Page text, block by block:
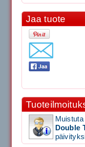
Signum S-
Jaa tuote
Double